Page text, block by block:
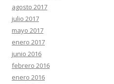
agosto 2017
julio 2017
mayo 2017
enero 2017
junio 2016
febrero 2016
enero 2016